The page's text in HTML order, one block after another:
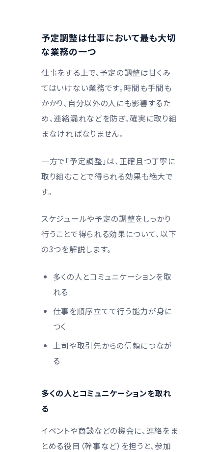
予定調整は仕事において最も大切
な業務の一つ
仕事をする上で、予定の調整は甘くみ
てはいけない業務です。時間も手間も
かかり、自分以外の人にも影響するた
め、連絡漏れなどを防ぎ、確実に取り組
まなければなりません。
一方で「予定調整」は、正確且つ丁寧に
取り組むことで得られる効果も絶大で
す。
スケジュールや予定の調整をしっかり
行うことで得られる効果について、以下
の3つを解説します。
多くの人とコミュニケーションを取
れる
仕事を順序立てて行う能力が身に
つく
上司や取引先からの信頼につなが
る
多くの人とコミュニケーションを取れ
る
イベントや商談などの機会に、連絡をま
とめる役目（幹事など）を担うと、参加